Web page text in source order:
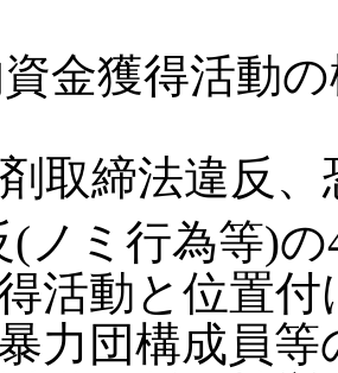
金獲得活動
取締法違反、
(ノミ行為等)
活動と位置
力団構成員等